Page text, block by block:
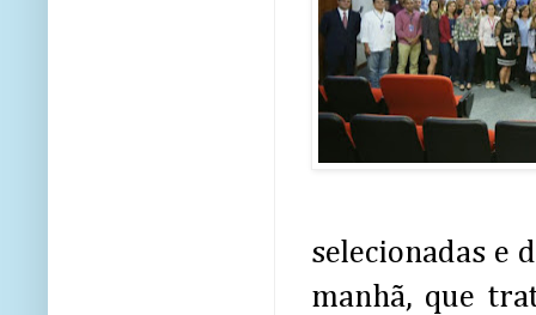
selecionadas e
manhã, que